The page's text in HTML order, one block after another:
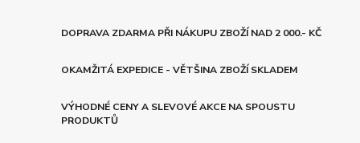
DOPRAVA ZDARMA PŘI NÁKUPU ZBOŽÍ NAD 2 000.- KČ
OKAMŽITÁ EXPEDICE - VĚTŠINA ZBOŽÍ SKLADEM
VÝHODNÉ CENY A SLEVOVÉ AKCE NA SPOUSTU
PRODUKTŮ